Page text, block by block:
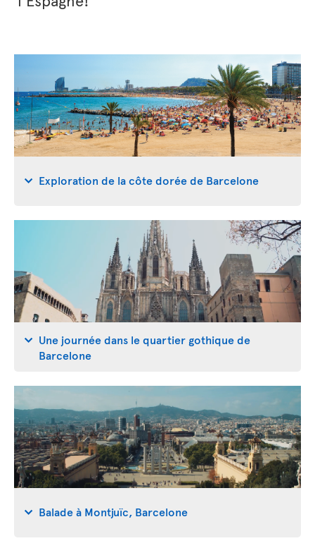
Exploration de la côte dorée de Barcelone
Une journée dans le quartier gothique de
Barcelone
Balade à Montjuïc, Barcelone